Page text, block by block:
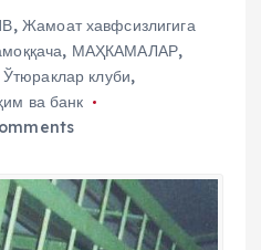
, Жамоат хавфсизлигига
, МАҲКАМАЛАР,
Ўтюраклар клуби,
ва банк